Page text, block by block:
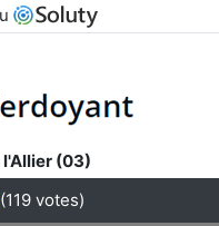
(03)
(119 votes)